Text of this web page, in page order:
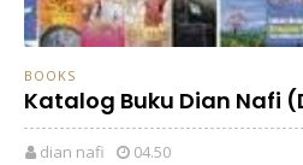
BOOKS
Katalog Buku Dian Nafi
dian nafi 04.50